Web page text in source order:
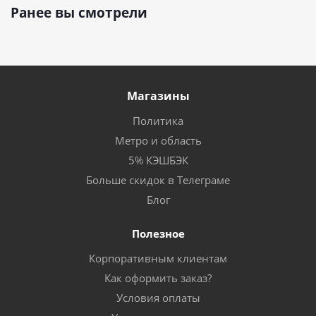
Ранее вы смотрели
Магазины
Политика
Метро и область
5% КЭШБЭК
Больше скидок в Телеграме
Блог
Полезное
Корпоративным клиентам
Как оформить заказ?
Условия оплаты